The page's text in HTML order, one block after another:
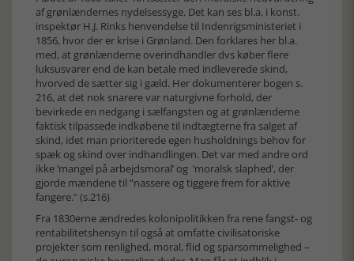
af grønlændernes nydelsessyge. Det kan ses bl.a. i konst.
inspektør H.J. Rinks henvendelse til Indenrigsministeriet i
1856, hvor der er krise i Grønland. Den forklares her bl.a.
med, at grønlænderne overindhandler dvs køber flere
luksusvarer end de kan betale med indleverede skind,
hvorved de sætter sig i gæld. Her dokumenterer bogen s.
216, at det nok snarere var naturgivne forhold, der
bevirkede en nedgang i sælfangsten og at grønlænderne
faktisk tilpassede indkøbene til indtægterne fra salget af
skind, idet man prioriterede egen husholdnings behov for
spæk og skind over indhandlingen. Det var med andre ord
ikke ’mangel på arbejdsmoral’ og ’moralsk slaphed’, der
gjorde mændene til ”nassere og tiggere frem for aktive
fangere.” (s.216)
Fra 1830erne ændredes kolonipolitikken fra rene fangst- og
rentabilitetshensyn til også at omfatte civilisatoriske
projekter som renlighed, moral, flid og sparsommelighed –